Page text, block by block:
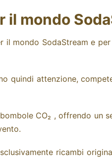
il mondo
mondo SodaStream e
quindi attenzione,
CO₂ , offrendo un
ricambi